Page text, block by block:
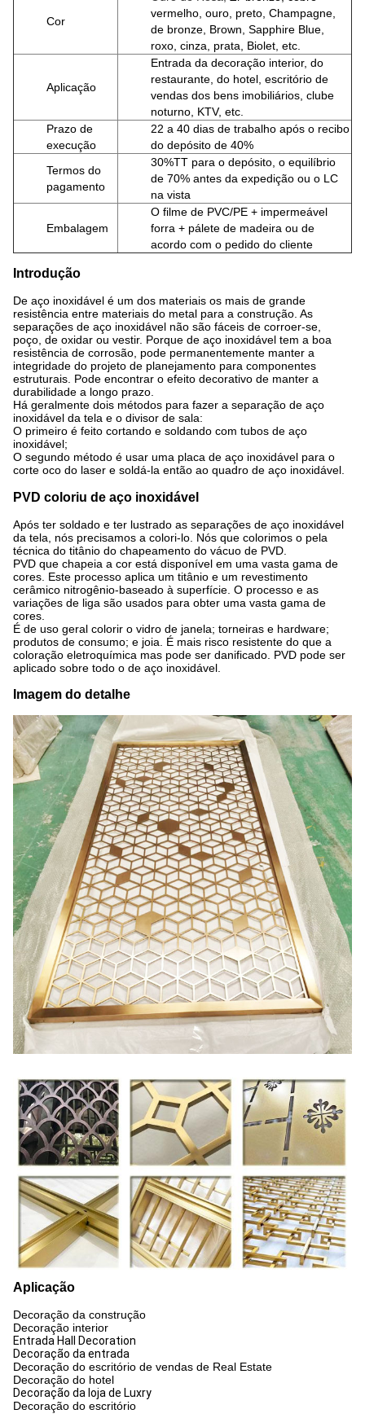
Cor
vermelho, ouro, preto, Champagne,
de bronze, Brown, Sapphire Blue,
roxo, cinza, prata, Biolet, etc.
Aplicação
Entrada da decoração interior, do
restaurante , do hotel, escritório de
vendas dos bens imobiliários, clube
noturno, KTV, etc.
Prazo de
execução
22 a 40 dias de trabalho após o recibo
do depósito de 40%
Termos do
pagamento
30%TT para o depósito, o equilíbrio
de 70% antes da expedição ou o LC
na vista
Embalagem
O filme de PVC/PE + impermeável
forra + pálete de madeira ou de
acordo com o pedido do cliente
Introdução
De aço inoxidável é um dos materiais os mais de grande
resistência entre materiais do metal para a construção. As
separações de aço inoxidável não são fáceis de corroer-se,
poço, de oxidar ou vestir. Porque de aço inoxidável tem a boa
resistência de corrosão, pode permanentemente manter a
integridade do projeto de planejamento para componentes
estruturais. Pode encontrar o efeito decorativo de manter a
durabilidade a longo prazo.
Há geralmente dois métodos para fazer a separação de aço
inoxidável da tela e o divisor de sala:
O primeiro é feito cortando e soldando com tubos de aço
inoxidável;
O segundo método é usar uma placa de aço inoxidável para o
corte oco do laser e soldá-la então ao quadro de aço inoxidável.
PVD coloriu de aço inoxidável
Após ter soldado e ter lustrado as separações de aço inoxidável
da tela, nós precisamos a colori-lo. Nós que colorimos o pela
técnica do titânio do chapeamento do vácuo de PVD.
PVD que chapeia a cor está disponível em uma vasta gama de
cores. Este processo aplica um titânio e um revestimento
cerâmico nitrogênio-baseado à superfície. O processo e as
variações de liga são usados para obter uma vasta gama de
cores.
É de uso geral colorir o vidro de janela; torneiras e hardware;
produtos de consumo; e joia. É mais risco resistente do que a
coloração eletroquímica mas pode ser danificado. PVD pode ser
aplicado sobre todo o de aço inoxidável.
Imagem do detalhe
Aplicação
Decoração da construção
Decoração interior
Entrada Hall Decoration
Decoração da entrada
Decoração do escritório de vendas de Real Estate
Decoração do hotel
Decoração da loja de Luxry
Decoração do escritório